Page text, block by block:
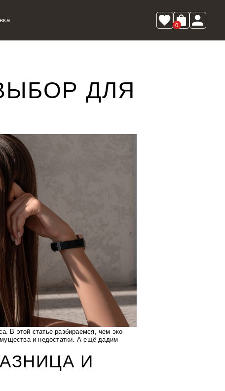
0
ДЛЯ
В этой статье разбираемся, чем эко-
и недостатки. А ещё дадим
И